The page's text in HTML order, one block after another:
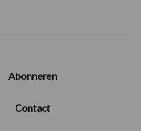
Abonneren
Contact